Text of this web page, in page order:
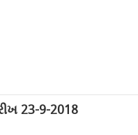
23-9-2018